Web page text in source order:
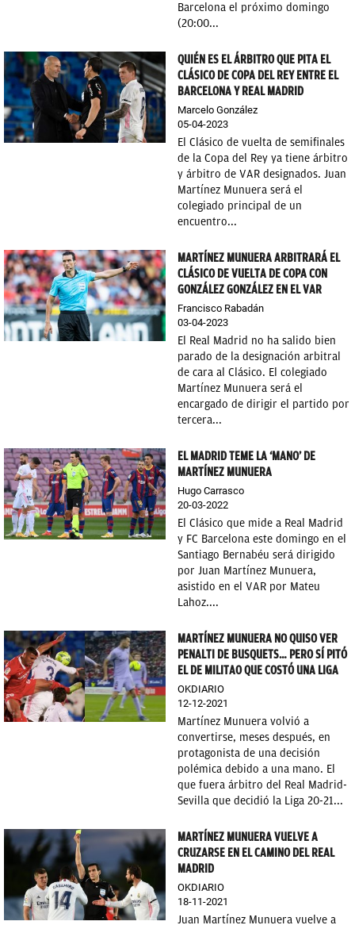
Barcelona el próximo domingo
(20:00...
QUIÉN ES EL ÁRBITRO QUE PITA EL
CLÁSICO DE COPA DEL REY ENTRE EL
BARCELONA Y REAL MADRID
Marcelo González
05-04-2023
El Clásico de vuelta de semifinales
de la Copa del Rey ya tiene árbitro
y árbitro de VAR designados. Juan
Martínez Munuera será el
colegiado principal de un
encuentro...
MARTÍNEZ MUNUERA ARBITRARÁ EL
CLÁSICO DE VUELTA DE COPA CON
GONZÁLEZ GONZÁLEZ EN EL VAR
Francisco Rabadán
03-04-2023
El Real Madrid no ha salido bien
parado de la designación arbitral
de cara al Clásico. El colegiado
Martínez Munuera será el
encargado de dirigir el partido por
tercera...
EL MADRID TEME LA ‘MANO’ DE
MARTÍNEZ MUNUERA
Hugo Carrasco
20-03-2022
El Clásico que mide a Real Madrid
y FC Barcelona este domingo en el
Santiago Bernabéu será dirigido
por Juan Martínez Munuera,
asistido en el VAR por Mateu
Lahoz....
MARTÍNEZ MUNUERA NO QUISO VER
PENALTI DE BUSQUETS… PERO SÍ PITÓ
EL DE MILITAO QUE COSTÓ UNA LIGA
OKDIARIO
12-12-2021
Martínez Munuera volvió a
convertirse, meses después, en
protagonista de una decisión
polémica debido a una mano. El
que fuera árbitro del Real Madrid-
Sevilla que decidió la Liga 20-21...
MARTÍNEZ MUNUERA VUELVE A
CRUZARSE EN EL CAMINO DEL REAL
MADRID
OKDIARIO
18-11-2021
Juan Martínez Munuera vuelve a